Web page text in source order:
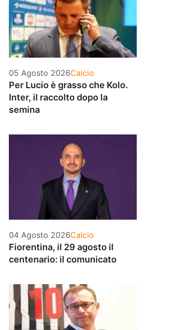
05 Agosto 2026Categorie
Calcio
Per Lucio è grasso che Kolo.
Inter, il raccolto dopo la
semina
04 Agosto 2026Categorie
Calcio
Fiorentina, il 29 agosto il
centenario: il comunicato